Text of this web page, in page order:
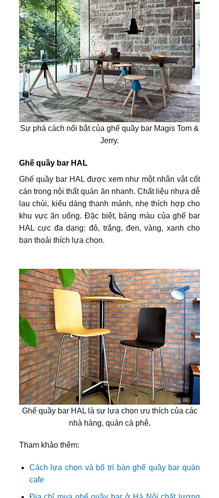
Sự phá cách nổi bật của ghế quầy bar Magis Tom &
Jerry.
Ghế quầy bar HAL
Ghế quầy bar HAL được xem như một nhân vật cốt
cán trong nội thất quán ăn nhanh. Chất liệu nhựa dễ
lau chùi, kiểu dáng thanh mảnh, nhẹ thích hợp cho
khu vực ăn uống. Đặc biêt, bảng màu của ghế bar
HAL cực đa dạng: đỏ, trắng, đen, vàng, xanh cho
bạn thoải thích lựa chọn.
Ghế quầy bar HAL là sự lựa chọn ưu thích của các
nhà hàng, quán cà phê.
Tham khảo thêm:
Cách lựa chọn và bố trí bàn ghế quầy bar quán
cafe